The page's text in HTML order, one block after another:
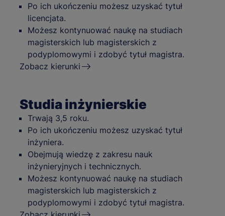
Po ich ukończeniu możesz uzyskać tytuł
licencjata.
Możesz kontynuować naukę na studiach
magisterskich lub magisterskich z
podyplomowymi i zdobyć tytuł magistra.
Zobacz kierunki
Studia inżynierskie
Trwają 3,5 roku.
Po ich ukończeniu możesz uzyskać tytuł
inżyniera.
Obejmują wiedzę z zakresu nauk
inżynieryjnych i technicznych.
Możesz kontynuować naukę na studiach
magisterskich lub magisterskich z
podyplomowymi i zdobyć tytuł magistra.